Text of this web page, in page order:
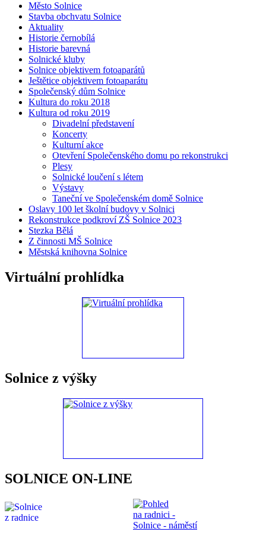
Město Solnice
Stavba obchvatu Solnice
Aktuality
Historie černobílá
Historie barevná
Solnické kluby
Solnice objektivem fotoaparátů
Ještětice objektivem fotoaparátu
Společenský dům Solnice
Kultura do roku 2018
Kultura od roku 2019
Divadelní představení
Koncerty
Kulturní akce
Otevření Společenského domu po rekonstrukci
Plesy
Solnické loučení s létem
Výstavy
Taneční ve Společenském domě Solnice
Oslavy 100 let školní budovy v Solnici
Rekonstrukce podkroví ZŠ Solnice 2023
Stezka Bělá
Z činnosti MŠ Solnice
Městská knihovna Solnice
Virtuální prohlídka
Solnice z výšky
SOLNICE ON-LINE